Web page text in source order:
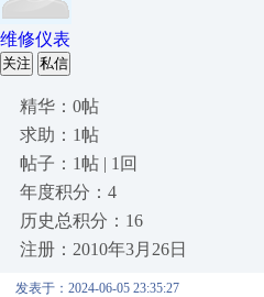
维修仪表
关注 私信
精华：0帖
求助：1帖
帖子：1帖 | 1回
年度积分：4
历史总积分：16
注册：2010年3月26日
发表于：2024-06-05 23:35:27